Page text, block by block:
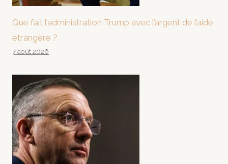
Que fait l’administration Trump avec l’argent de l’aide
étrangère ?
7 août 2026